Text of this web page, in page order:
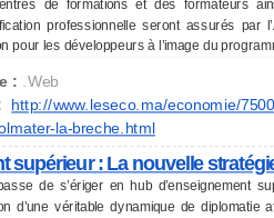
de formations et des formateurs
professionnelle seront assurés par
pour les développeurs à l’image du
: .Web
http://www.leseco.ma/economie/
la-breche.html
supérieur : La nouvelle
de s’ériger en hub d’enseignement
d’une véritable dynamique de